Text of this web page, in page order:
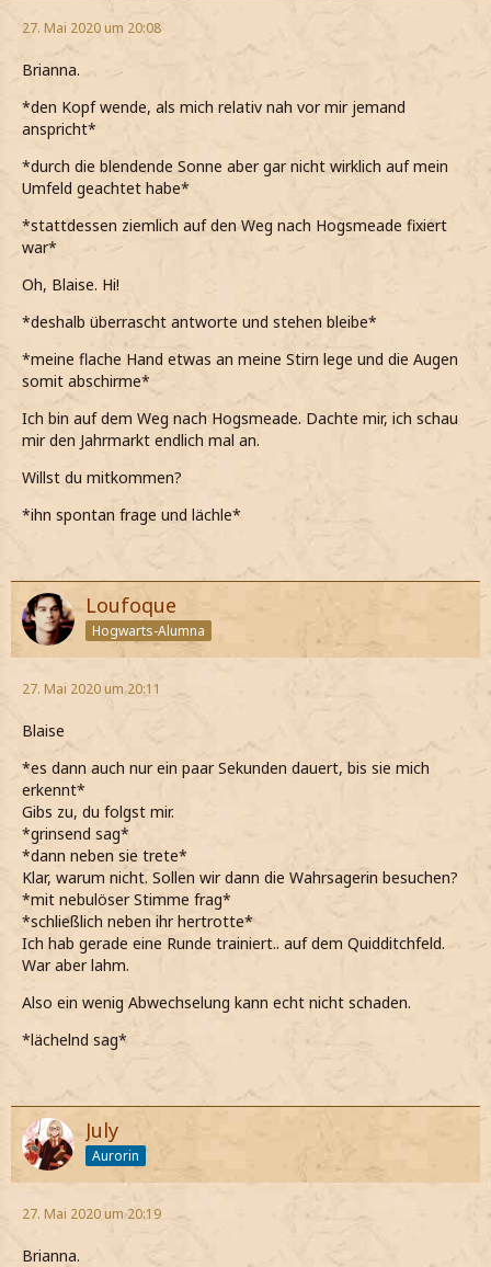
27. Mai 2020 um 20:08
Brianna.
*den Kopf wende, als mich relativ nah vor mir jemand
anspricht*
*durch die blendende Sonne aber gar nicht wirklich auf mein
Umfeld geachtet habe*
*stattdessen ziemlich auf den Weg nach Hogsmeade fixiert
war*
Oh, Blaise. Hi!
*deshalb überrascht antworte und stehen bleibe*
*meine flache Hand etwas an meine Stirn lege und die Augen
somit abschirme*
Ich bin auf dem Weg nach Hogsmeade. Dachte mir, ich schau
mir den Jahrmarkt endlich mal an.
Willst du mitkommen?
*ihn spontan frage und lächle*
Loufoque
Hogwarts-Alumna
27. Mai 2020 um 20:11
Blaise
*es dann auch nur ein paar Sekunden dauert, bis sie mich
erkennt*
Gibs zu, du folgst mir.
*grinsend sag*
*dann neben sie trete*
Klar, warum nicht. Sollen wir dann die Wahrsagerin besuchen?
*mit nebulöser Stimme frag*
*schließlich neben ihr hertrotte*
Ich hab gerade eine Runde trainiert.. auf dem Quidditchfeld.
War aber lahm.
Also ein wenig Abwechselung kann echt nicht schaden.
*lächelnd sag*
July
Aurorin
27. Mai 2020 um 20:19
Brianna.